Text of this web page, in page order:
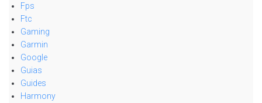
Fps
Ftc
Gaming
Garmin
Google
Guias
Guides
Harmony